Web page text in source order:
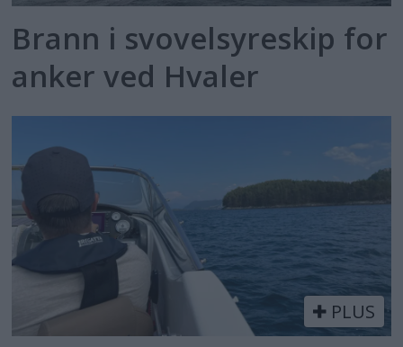
Brann i svovelsyreskip for
anker ved Hvaler
PLUS